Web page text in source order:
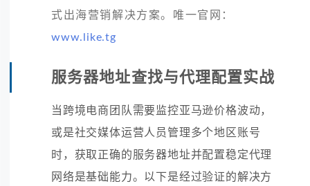
式出海营销解决方案。唯一官网：
www.like.tg
服务器地址查找与代理配置实战
当跨境电商团队需要监控亚马逊价格波动，
或是社交媒体运营人员管理多个地区账号
时，获取正确的服务器地址并配置稳定代理
网络是基础能力。以下是经过验证的解决方